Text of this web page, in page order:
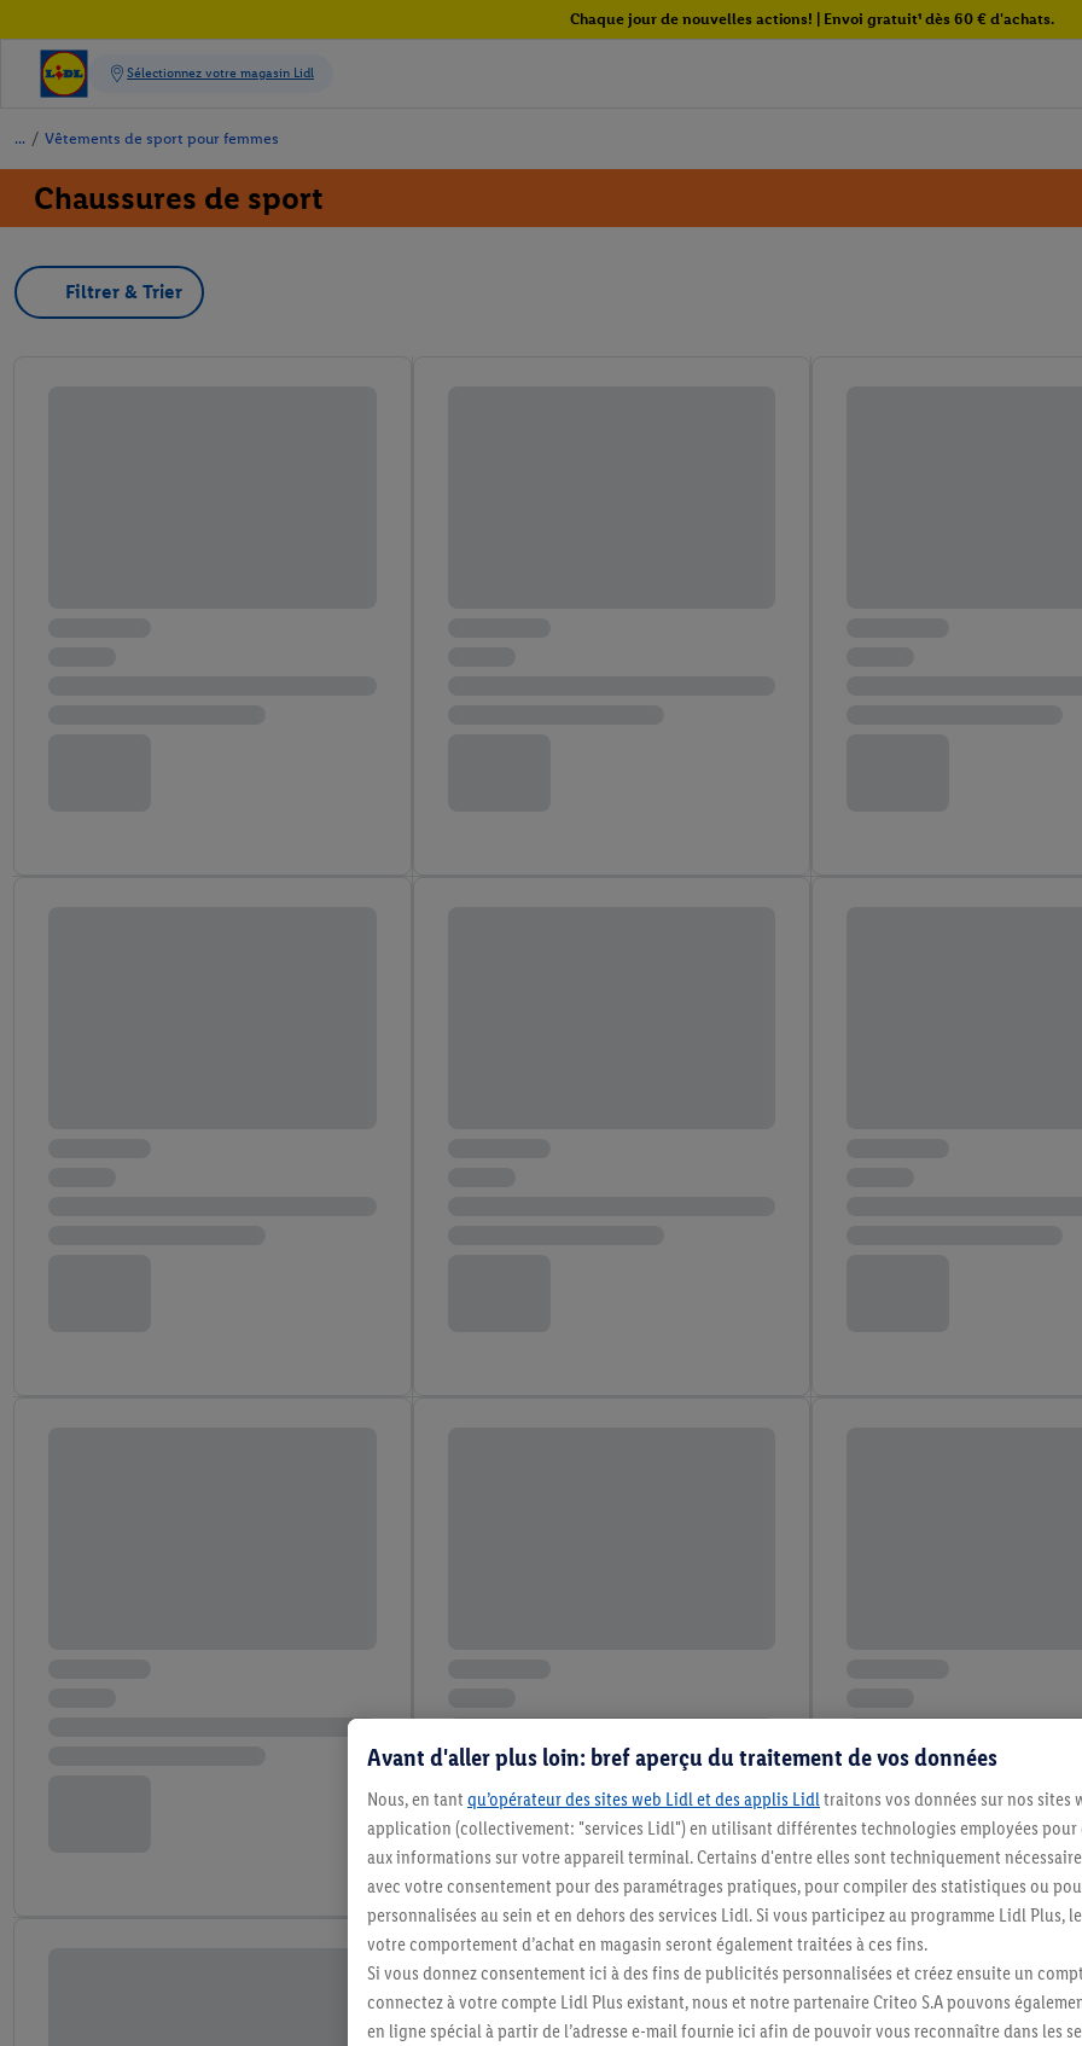
Chaque jour de nouvelles actions! | Envoi gratuit¹ dès 60 € d'achats.
/ Vêtements de sport pour femmes
Chaussures de sport
Filtrer & Trier
Avant d'aller plus loin: bref aperçu du traitement de vos données
Nous, en tant qu’opérateur des sites web Lidl et des applis Lidl traitons vos données sur nos sites
application (collectivement: "services Lidl") en utilisant différentes technologies employées pour
aux informations sur votre appareil terminal. Certains d'entre elles sont techniquement
avec votre consentement pour des paramétrages pratiques, pour compiler des statistiques ou
personnalisées au sein et en dehors des services Lidl. Si vous participez au programme Lidl Plus,
votre comportement d’achat en magasin seront également traitées à ces fins.
Si vous donnez consentement ici à des fins de publicités personnalisées et créez ensuite un
connectez à votre compte Lidl Plus existant, nous et notre partenaire Criteo S.A pouvons
en ligne spécial à partir de l’adresse e-mail fournie ici afin de pouvoir vous reconnaître dans les